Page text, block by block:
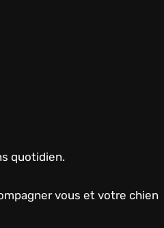
quotidien.
vous et votre chien